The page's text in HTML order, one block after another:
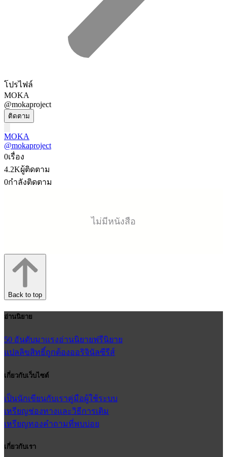
โปรไฟล์
MOKA
@mokaproject
ติดตาม
MOKA
@mokaproject
0เรื่อง
4.2Kผู้ติดตาม
0กำลังติดตาม
ไม่มีหนังสือ
Back to top
อ่านนิยาย
50 อันดับมาแรงอ่านนิยายฟรีนิยาย
แปลลิขสิทธิ์ถูกต้องออริจินัลซีรีส์
เกี่ยวกับเว็บไซต์
เป็นนักเขียนกับเราคู่มือผู้ใช้ระบบ
เหรียญช่องทางและวิธีการเติม
เหรียญทองคำถามที่พบบ่อย
เกี่ยวกับเรา